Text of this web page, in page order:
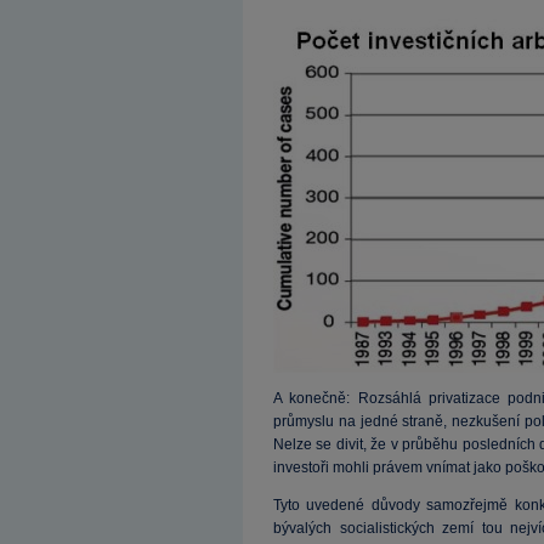
A konečně: Rozsáhlá privatizace
průmyslu na jedné straně, nezkušení
Nelze se divit, že v průběhu
investoři mohli právem vnímat jako
Tyto uvedené důvody samozřejmě
bývalých socialistických zemí tou